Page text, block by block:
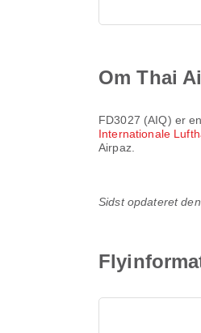
Om Thai
FD3027 (AIQ) er
Internationale
Airpaz.
Sidst opdateret den